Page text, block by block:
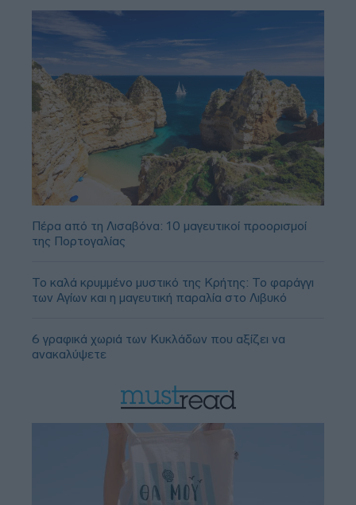
Πέρα από τη Λισαβόνα: 10 μαγευτικοί προορισμοί
της Πορτογαλίας
Το καλά κρυμμένο μυστικό της Κρήτης: Το φαράγγι
των Αγίων και η μαγευτική παραλία στο Λιβυκό
6 γραφικά χωριά των Κυκλάδων που αξίζει να
ανακαλύψετε